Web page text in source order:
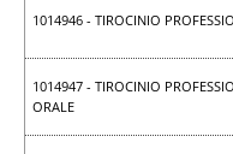
1014946 - TIROCINIO
1014947 - TIROCINIO
ORALE